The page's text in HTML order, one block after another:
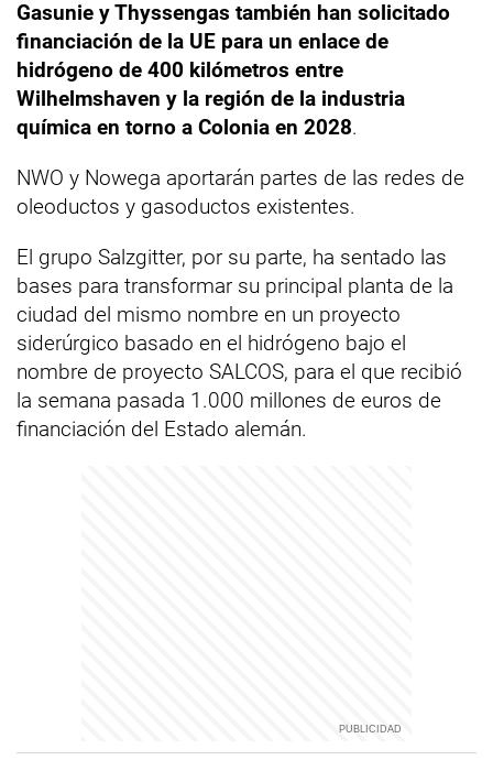
Gasunie y Thyssengas también han solicitado
financiación de la UE para un enlace de
hidrógeno de 400 kilómetros entre
Wilhelmshaven y la región de la industria
química en torno a Colonia en 2028.
NWO y Nowega aportarán partes de las redes de
oleoductos y gasoductos existentes.
El grupo Salzgitter, por su parte, ha sentado las
bases para transformar su principal planta de la
ciudad del mismo nombre en un proyecto
siderúrgico basado en el hidrógeno bajo el
nombre de proyecto SALCOS, para el que recibió
la semana pasada 1.000 millones de euros de
financiación del Estado alemán.